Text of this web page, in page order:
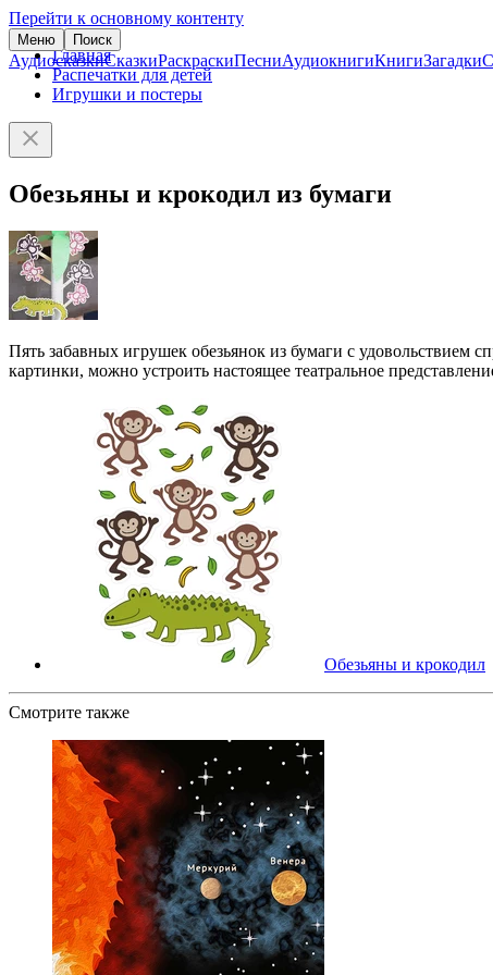
Перейти к основному контенту
Меню Поиск
АудиосказкиСказкиРаскраскиПесниАудиокнигиКнигиЗагадки
Главная
Распечатки для детей
Игрушки и постеры
Обезьяны и крокодил из бумаги
Пять забавных игрушек обезьянок из бумаги с удовольствием
картинки, можно устроить настоящее театральное
Обезьяны и крокодил
Смотрите также